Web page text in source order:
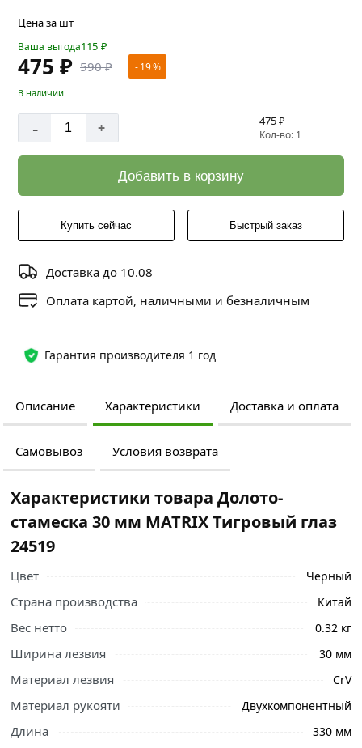
Гарантия производителя 1 год
Цена за шт
Ваша выгода115 ₽
475 ₽ 590 ₽ - 19 %
В наличии
- + 475 ₽
Кол-во: 1
Добавить в корзину
Купить сейчас Быстрый заказ
Доставка до 10.08
Оплата картой, наличными и безналичным
Описание Характеристики Доставка и оплата
Самовывоз Условия возврата
Ознакомьтесь с подробными характеристиками,
правильный выбор и заказать онлайн. Наши
профессиональные менеджеры обработают заказ и
или самовывоза.
Характеристики товара Долото-
стамеска 30 мм MATRIX Тигровый глаз
24519
Цвет Черный
Страна производства Китай
Вес нетто 0.32 кг
Ширина лезвия 30 мм
Материал лезвия CrV
Материал рукояти Двухкомпонентный
Длина 330 мм